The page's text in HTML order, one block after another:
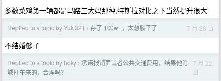
多数菜鸡第一辆都是马路三大妈那种,特斯拉对比之下当然提升很大
Replied to a topic by Yuki321 › 存了 100w+，太想躺平了 7 月 28 日
不结婚够了
Replied to a topic by hoky › 承诺报销面试者公共交通费用，结果他跨
城打车来的，合理吗？
7 月 22
日